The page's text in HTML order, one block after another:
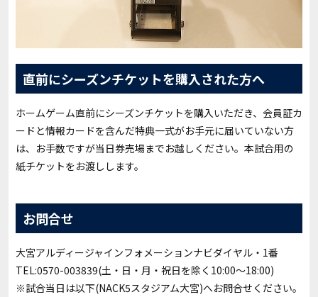
直前にシーズンチケットを購入された方へ
ホームゲーム直前にシーズンチケットを購入いただき、会員証カ
ードと情報カードを含んだ特典一式がお手元に届いていない方
は、お手数ですが当日券売場までお越しください。本試合用の
紙チケットをお渡しします。
お問合せ
大宮アルディージャインフォメーションナビダイヤル・1番
TEL:0570-003839(土・日・月・祝日を除く10:00～18:00)
※試合当日は以下(NACK5スタジアム大宮)へお問合せください。